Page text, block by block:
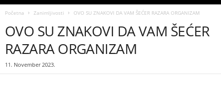
Početna Zanimljivosti OVO SU ZNAKOVI DA VAM ŠEĆER RAZARA ORGANIZAM
OVO SU ZNAKOVI DA VAM ŠEĆER
RAZARA ORGANIZAM
11. November 2023.